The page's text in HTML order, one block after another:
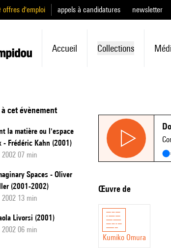
offres d'emploi appels à candidatures newsletter
Accueil Collections
cet évènement
la matière ou l'espace
- Frédéric Kahn (2001)
07 min
Spaces - Oliver
(2001-2002)
13 min
Livorsi (2001)
06 min
Œuvre de
Kumiko Omura